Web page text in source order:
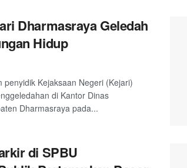
Dharmasraya Geledah
Hidup
Kejaksaan Negeri (Kejari)
di Kantor Dinas
Dharmasraya pada...
di SPBU